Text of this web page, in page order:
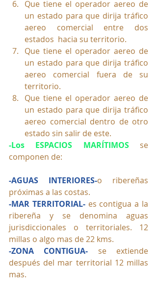
Que tiene el operador aereo de
un estado para que dirija tráfico
aereo comercial entre dos
estados  hacia su territorio.
Que tiene el operador aereo de
un estado para que dirija tráfico
aereo comercial fuera de su
territorio.
Que tiene el operador aereo de
un estado para que dirija tráfico
aereo comercial dentro de otro
estado sin salir de este.
-Los ESPACIOS MARÍTIMOS
se
componen de:
-AGUAS INTERIORES-o ribereñas
próximas a las costas.
-MAR TERRITORIAL- es contigua a la
ribereña y se denomina aguas
jurisdiccionales o territoriales. 12
millas o algo mas de 22 kms.
-ZONA CONTIGUA- se extiende
después del mar territorial 12 millas
mas.